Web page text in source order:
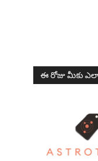
ఈ రోజు మీకు